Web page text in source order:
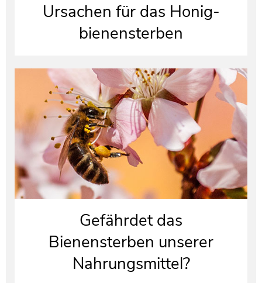
Ursachen für das Honig-
bienensterben
Gefährdet das
Bienensterben unserer
Nahrungsmittel?